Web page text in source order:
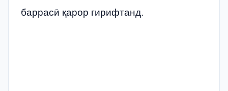
баррасӣ қарор гирифтанд.